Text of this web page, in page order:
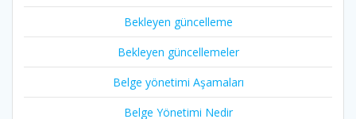
Bekleyen güncelleme
Bekleyen güncellemeler
Belge yönetimi Aşamaları
Belge Yönetimi Nedir